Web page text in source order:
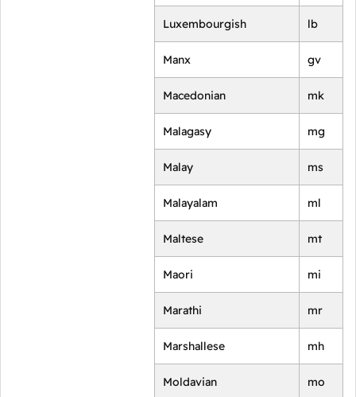
Luxembourgish lb
Manx gv
Macedonian mk
Malagasy mg
Malay ms
Malayalam ml
Maltese mt
Maori mi
Marathi mr
Marshallese mh
Moldavian mo